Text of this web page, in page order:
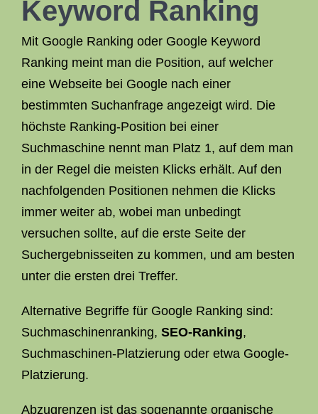
Keyword Ranking
Mit Google Ranking oder Google Keyword
Ranking meint man die Position, auf welcher
eine Webseite bei Google nach einer
bestimmten Suchanfrage angezeigt wird. Die
höchste Ranking-Position bei einer
Suchmaschine nennt man Platz 1, auf dem man
in der Regel die meisten Klicks erhält. Auf den
nachfolgenden Positionen nehmen die Klicks
immer weiter ab, wobei man unbedingt
versuchen sollte, auf die erste Seite der
Suchergebnisseiten zu kommen, und am besten
unter die ersten drei Treffer.
Alternative Begriffe für Google Ranking sind:
Suchmaschinenranking, SEO-Ranking,
Suchmaschinen-Platzierung oder etwa Google-
Platzierung.
Abzugrenzen ist das sogenannte organische